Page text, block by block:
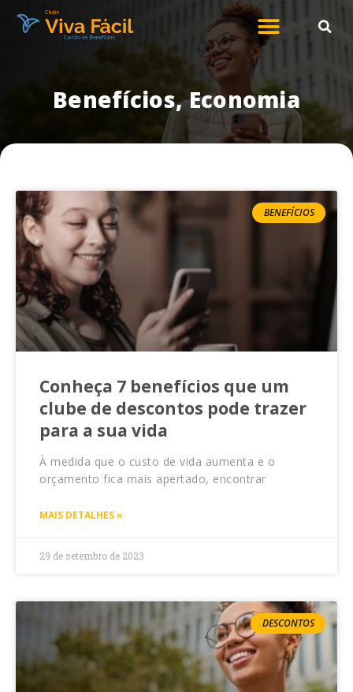
Benefícios,Economia
BENEFÍCIOS
Conheça 7 benefícios que um
clube de descontos pode trazer
para a sua vida
À medida que o custo de vida aumenta e o
orçamento fica mais apertado, encontrar
MAIS DETALHES »
29 de setembro de 2023
DESCONTOS